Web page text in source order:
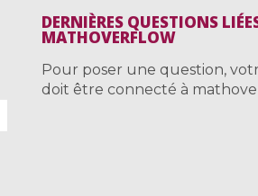
DERNIÈRES QUESTIONS
MATHOVERFLOW
Pour poser une question,
doit être connecté à